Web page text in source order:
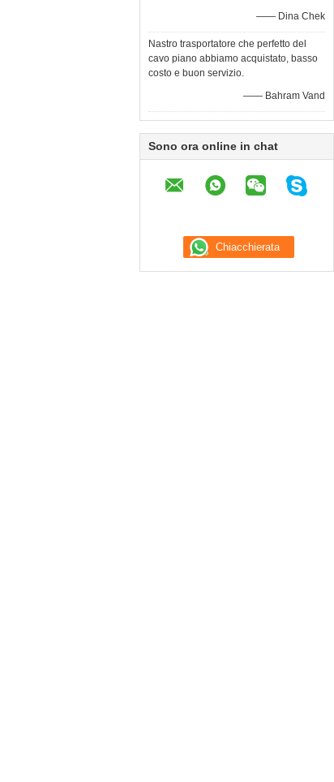
—— Dina Chek
Nastro trasportatore che perfetto del
cavo piano abbiamo acquistato, basso
costo e buon servizio.
—— Bahram Vand
Sono ora online in chat